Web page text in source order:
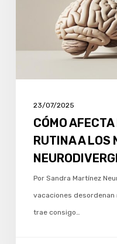
LOS
23/07/2025
CÓMO
RUTINA A LOS
Por Sandra Martínez
vacaciones desordenan
trae consigo…